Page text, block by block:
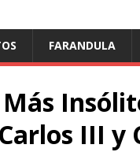
FARANDULA
III y